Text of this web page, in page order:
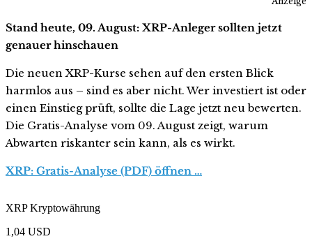
Stand heute, 09. August: XRP-Anleger sollten jetzt
genauer hinschauen
Die neuen XRP-Kurse sehen auf den ersten Blick
harmlos aus – sind es aber nicht. Wer investiert ist oder
einen Einstieg prüft, sollte die Lage jetzt neu bewerten.
Die Gratis-Analyse vom 09. August zeigt, warum
Abwarten riskanter sein kann, als es wirkt.
XRP: Gratis-Analyse (PDF) öffnen …
XRP Kryptowährung
1,04 USD